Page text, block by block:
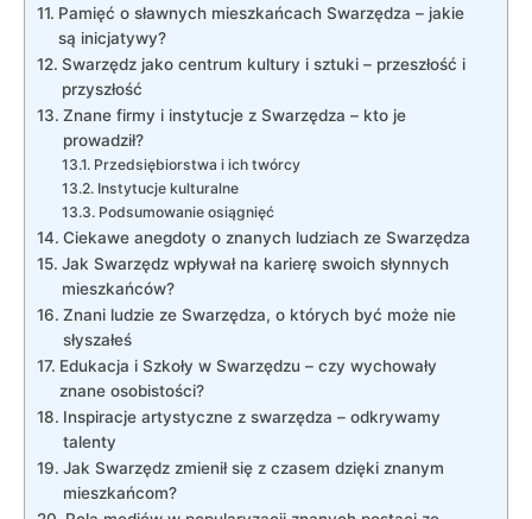
Pamięć o sławnych mieszkańcach Swarzędza – jakie
są inicjatywy?
Swarzędz jako centrum kultury i sztuki – przeszłość i
przyszłość
Znane firmy i instytucje z Swarzędza – kto je
prowadził?
Przedsiębiorstwa i ich twórcy
Instytucje kulturalne
Podsumowanie osiągnięć
Ciekawe anegdoty o znanych ludziach ze Swarzędza
Jak Swarzędz wpływał na karierę swoich słynnych
mieszkańców?
Znani ludzie ze Swarzędza, o których być może nie
słyszałeś
Edukacja i Szkoły w Swarzędzu – czy wychowały
znane osobistości?
Inspiracje artystyczne z swarzędza – odkrywamy
talenty
Jak Swarzędz zmienił się z czasem dzięki znanym
mieszkańcom?